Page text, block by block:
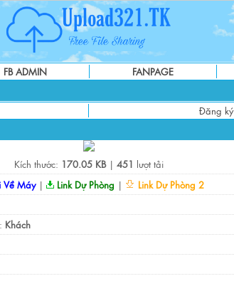
FB ADMIN FANPAGE
Đăng ký
Kích thước: 170.05 KB| 451 lượt tải
Về Máy| Link Dự Phòng |
Link Dự Phòng 2
Khách